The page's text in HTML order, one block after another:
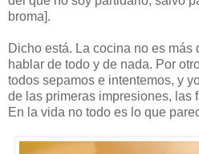
broma].
Dicho está. La cocina no es más
hablar de todo y de nada. Por
todos sepamos e intentemos, y
de las primeras impresiones, las
En la vida no todo es lo que